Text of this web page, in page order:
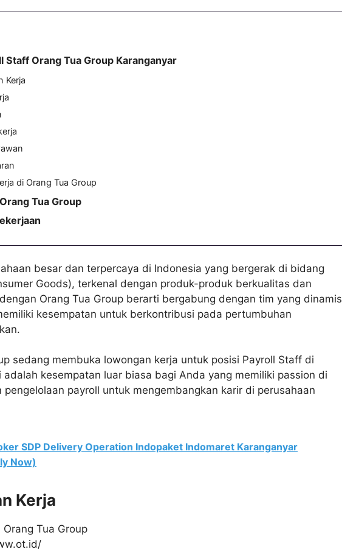
Staff Orang Tua Group Karanganyar
Kerja
di Orang Tua Group
Tua Group
besar dan terpercaya di Indonesia yang bergerak di bidang
Goods), terkenal dengan produk-produk berkualitas dan
Orang Tua Group berarti bergabung dengan tim yang dinamis
kesempatan untuk berkontribusi pada pertumbuhan
sedang membuka lowongan kerja untuk posisi Payroll Staff di
adalah kesempatan luar biasa bagi Anda yang memiliki passion di
payroll untuk mengembangkan karir di perusahaan
SDP Delivery Operation Indopaket Indomaret Karanganyar
Now)
Kerja
Orang Tua Group